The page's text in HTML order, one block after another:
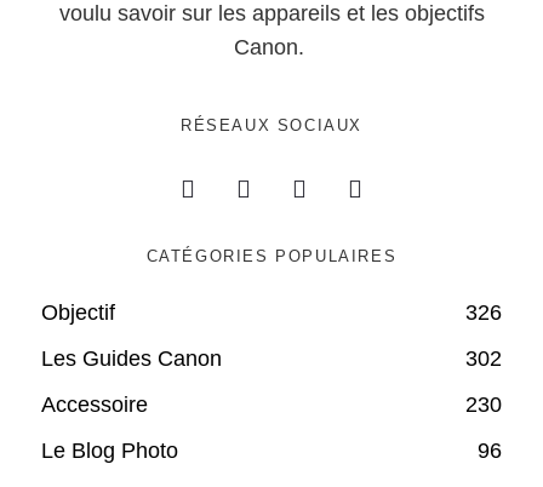
voulu savoir sur les appareils et les objectifs
Canon.
RÉSEAUX SOCIAUX
CATÉGORIES POPULAIRES
Objectif
326
Les Guides Canon
302
Accessoire
230
Le Blog Photo
96